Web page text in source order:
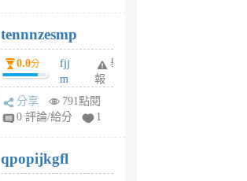
6
個
月
前
tennnzesmp
0.0分
fjj
m
w
rs
6
個
舉
報
分享
791點閱
0 評論/給分
1
qpopijkgfl